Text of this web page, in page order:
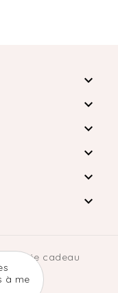
à me






Idée cadeau